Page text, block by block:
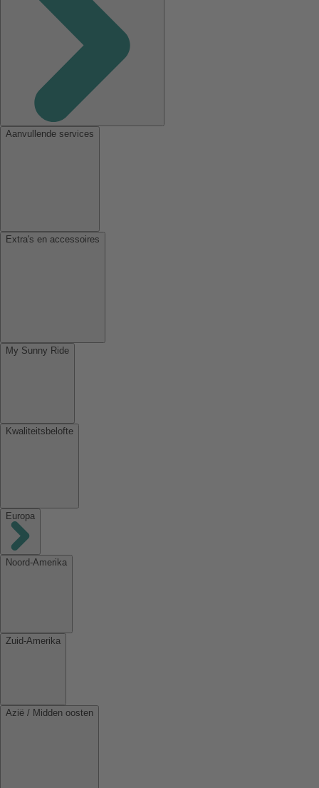
Aanvullende services
Extra's en accessoires
My Sunny Ride
Kwaliteitsbelofte
Europa
Noord-Amerika
Zuid-Amerika
Azië / Midden oosten